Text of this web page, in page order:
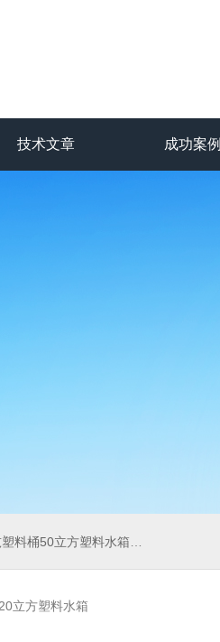
技术文章 成功案例
料桶50立方塑料水箱pe水箱
立方塑料水箱